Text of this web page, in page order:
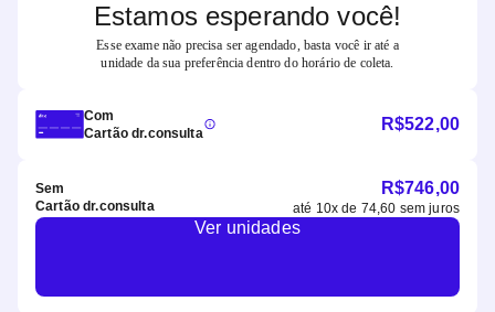
Estamos esperando você!
Esse exame não precisa ser agendado, basta você ir até a
unidade da sua preferência dentro do horário de coleta.
Com
Cartão dr.consulta
R$522,00
Sem
Cartão dr.consulta
R$746,00
até 10x de 74,60 sem juros
Ver unidades